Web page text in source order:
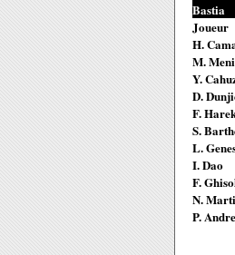
Bastia
Joueur
H.
M.
Y.
D.
F.
S.
L.
I. Dao
F.
N.
P. Andre